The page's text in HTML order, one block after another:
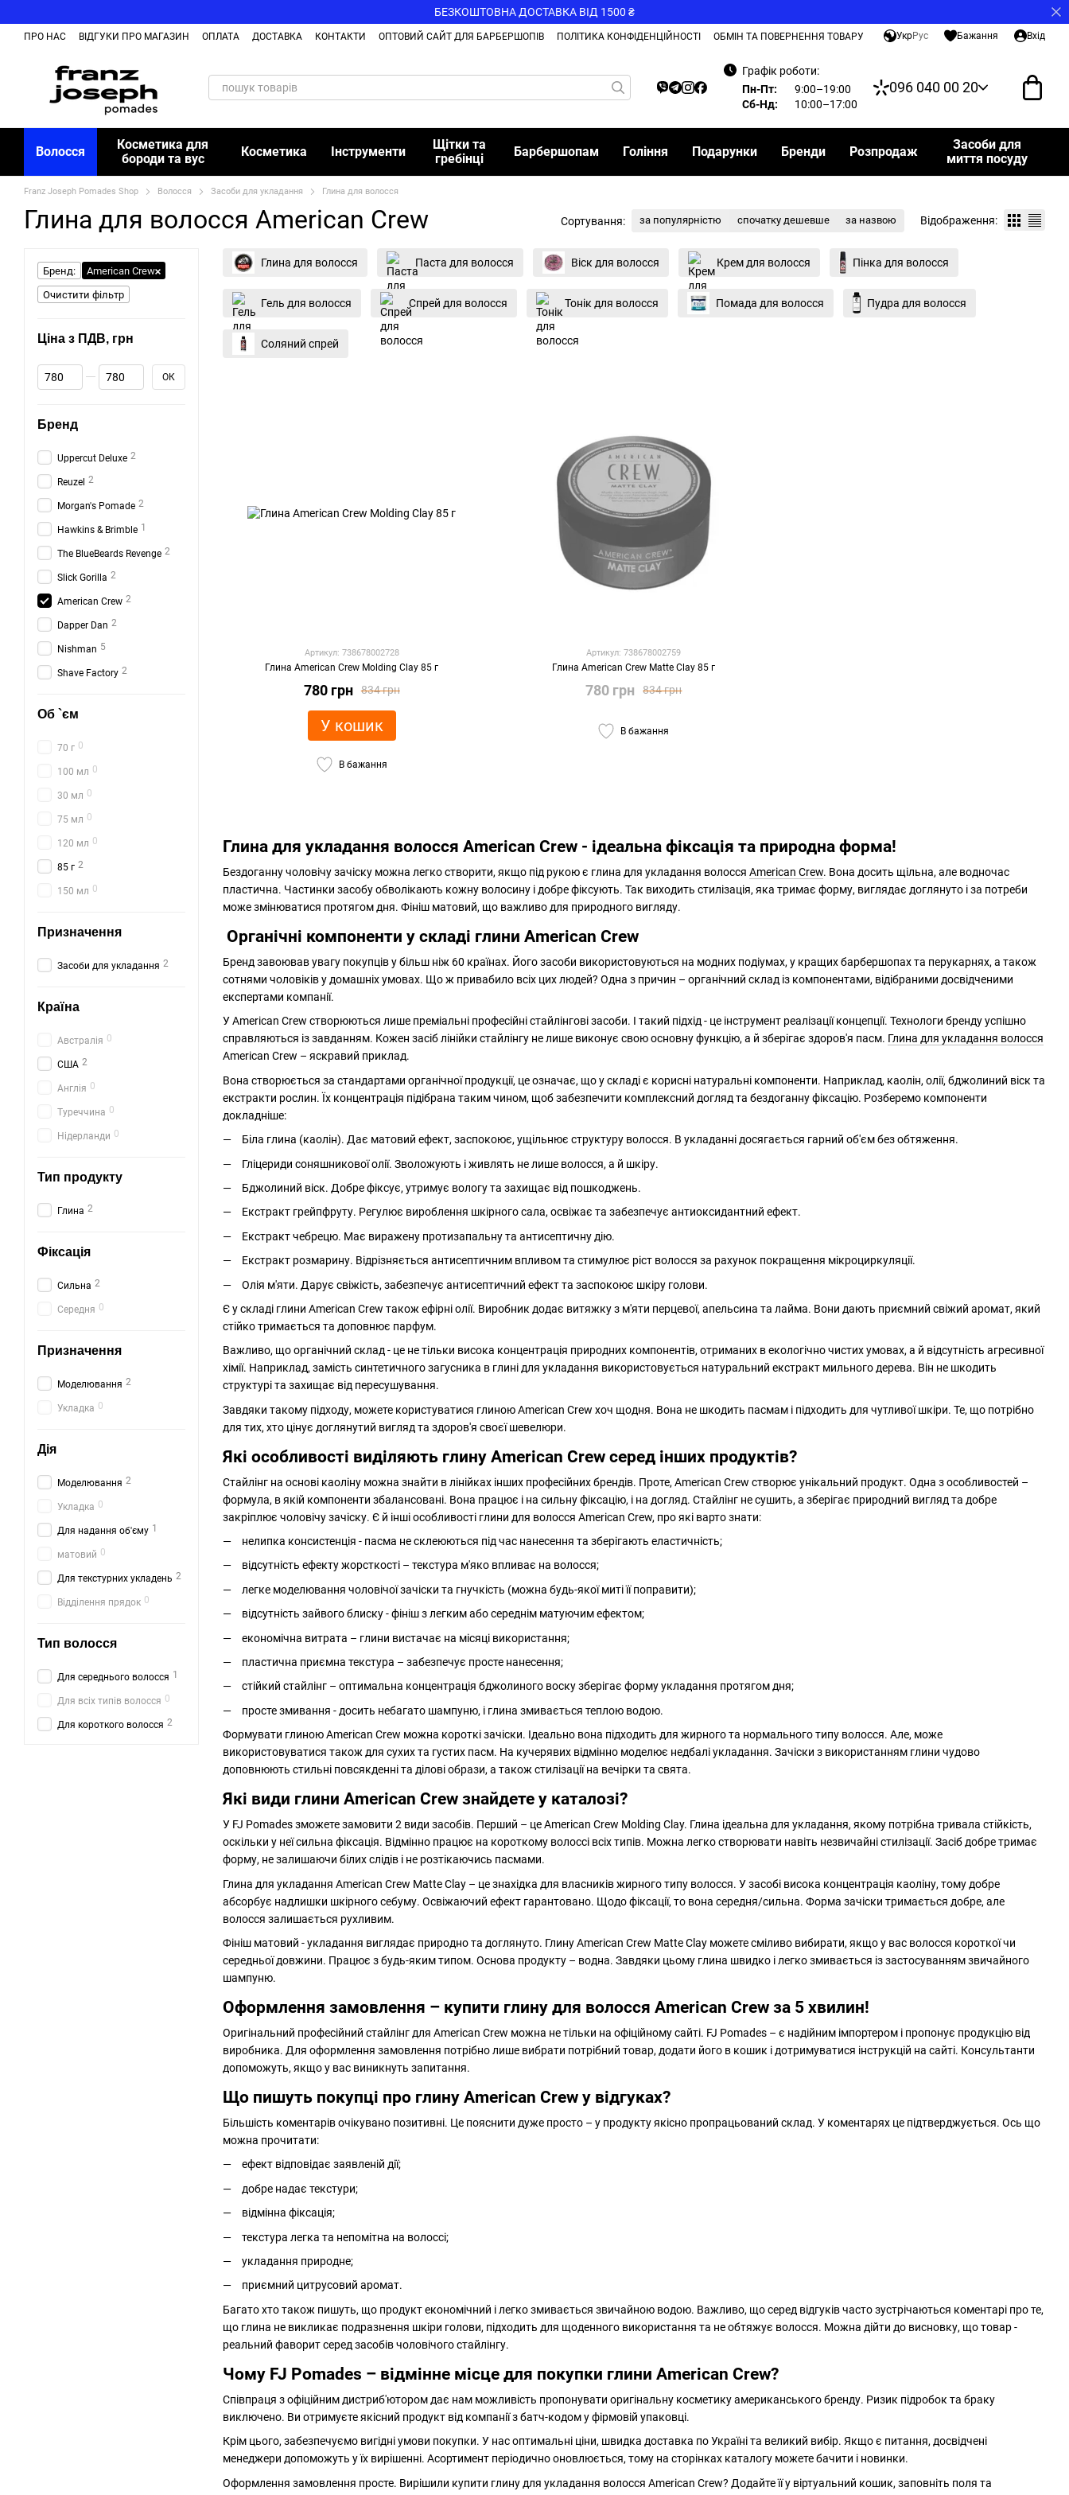
БЕЗКОШТОВНА ДОСТАВКА ВІД 1500 ₴
ПРО НАС ВІДГУКИ ПРО МАГАЗИН ОПЛАТА ДОСТАВКА КОНТАКТИ ОПТОВИЙ САЙТ ДЛЯ БАРБЕРШОПІВ ПОЛІТИКА КОНФІДЕНЦІЙНОСТІ
ОБМІН ТА ПОВЕРНЕННЯ ТОВАРУ
УкрРус Бажання Вхід
Графік роботи:
Пн-Пт:
9:00–19:00
Сб-Нд:
10:00–17:00
096 040 00 20
Волосся
Косметика для
бороди та вус
Косметика Інструменти
Щітки та
гребінці
Барбершопам Гоління Подарунки Бренди Розпродаж
Засоби для
миття посуду
Franz Joseph Pomades Shop Волосся Засоби для укладання Глина для волосся
Глина для волосся American Crew Сортування: за популярністю спочатку дешевше за назвою Відображення:
Глина для волосся Паста для волосся Віск для волосся Крем для волосся Пінка для волосся
Гель для волосся Спрей для волосся Тонік для волосся Помада для волосся Пудра для волосся
Соляний спрей
Глина для укладання волосся American Crew - ідеальна фіксація та природна форма!
Бездоганну чоловічу зачіску можна легко створити, якщо під рукою є глина для укладання волосся American Crew. Вона досить щільна, але водночас
пластична. Частинки засобу обволікають кожну волосину і добре фіксують. Так виходить стилізація, яка тримає форму, виглядає доглянуто і за потреби
може змінюватися протягом дня. Фініш матовий, що важливо для природного вигляду.
Органічні компоненти у складі глини American Crew
Бренд завоював увагу покупців у більш ніж 60 країнах. Його засоби використовуються на модних подіумах, у кращих барбершопах та перукарнях, а також
сотнями чоловіків у домашніх умовах. Що ж привабило всіх цих людей? Одна з причин – органічний склад із компонентами, відібраними досвідченими
експертами компанії.
У American Crew створюються лише преміальні професійні стайлінгові засоби. І такий підхід - це інструмент реалізації концепції. Технологи бренду успішно
справляються із завданням. Кожен засіб лінійки стайлінгу не лише виконує свою основну функцію, а й зберігає здоров'я пасм. Глина для укладання волосся
American Crew – яскравий приклад.
Вона створюється за стандартами органічної продукції, це означає, що у складі є корисні натуральні компоненти. Наприклад, каолін, олії, бджолиний віск та
екстракти рослин. Їх концентрація підібрана таким чином, щоб забезпечити комплексний догляд та бездоганну фіксацію. Розберемо компоненти
докладніше:
Біла глина (каолін). Дає матовий ефект, заспокоює, ущільнює структуру волосся. В укладанні досягається гарний об'єм без обтяження.
Гліцериди соняшникової олії. Зволожують і живлять не лише волосся, а й шкіру.
Бджолиний віск. Добре фіксує, утримує вологу та захищає від пошкоджень.
Екстракт грейпфруту. Регулює вироблення шкірного сала, освіжає та забезпечує антиоксидантний ефект.
Екстракт чебрецю. Має виражену протизапальну та антисептичну дію.
Екстракт розмарину. Відрізняється антисептичним впливом та стимулює ріст волосся за рахунок покращення мікроциркуляції.
Олія м'яти. Дарує свіжість, забезпечує антисептичний ефект та заспокоює шкіру голови.
Є у складі глини American Crew також ефірні олії. Виробник додає витяжку з м'яти перцевої, апельсина та лайма. Вони дають приємний свіжий аромат, який
стійко тримається та доповнює парфум.
Важливо, що органічний склад - це не тільки висока концентрація природних компонентів, отриманих в екологічно чистих умовах, а й відсутність агресивної
хімії. Наприклад, замість синтетичного загусника в глині для укладання використовується натуральний екстракт мильного дерева. Він не шкодить
структурі та захищає від пересушування.
Завдяки такому підходу, можете користуватися глиною American Crew хоч щодня. Вона не шкодить пасмам і підходить для чутливої шкіри. Те, що потрібно
для тих, хто цінує доглянутий вигляд та здоров'я своєї шевелюри.
Які особливості виділяють глину American Crew серед інших продуктів?
Стайлінг на основі каоліну можна знайти в лінійках інших професійних брендів. Проте, American Crew створює унікальний продукт. Одна з особливостей –
формула, в якій компоненти збалансовані. Вона працює і на сильну фіксацію, і на догляд. Стайлінг не сушить, а зберігає природний вигляд та добре
закріплює чоловічу зачіску. Є й інші особливості глини для волосся American Crew, про які варто знати:
нелипка консистенція - пасма не склеюються під час нанесення та зберігають еластичність;
відсутність ефекту жорсткості – текстура м'яко впливає на волосся;
легке моделювання чоловічої зачіски та гнучкість (можна будь-якої миті її поправити);
відсутність зайвого блиску - фініш з легким або середнім матуючим ефектом;
економічна витрата – глини вистачає на місяці використання;
пластична приємна текстура – забезпечує просте нанесення;
стійкий стайлінг – оптимальна концентрація бджолиного воску зберігає форму укладання протягом дня;
просте змивання - досить небагато шампуню, і глина змивається теплою водою.
Формувати глиною American Crew можна короткі зачіски. Ідеально вона підходить для жирного та нормального типу волосся. Але, може
використовуватися також для сухих та густих пасм. На кучерявих відмінно моделює недбалі укладання. Зачіски з використанням глини чудово
доповнюють стильні повсякденні та ділові образи, а також стилізації на вечірки та свята.
Які види глини American Crew знайдете у каталозі?
У FJ Pomades зможете замовити 2 види засобів. Перший – це American Crew Molding Clay. Глина ідеальна для укладання, якому потрібна тривала стійкість,
оскільки у неї сильна фіксація. Відмінно працює на короткому волоссі всіх типів. Можна легко створювати навіть незвичайні стилізації. Засіб добре тримає
форму, не залишаючи білих слідів і не розтікаючись пасмами.
Глина для укладання American Crew Matte Clay – це знахідка для власників жирного типу волосся. У засобі висока концентрація каоліну, тому добре
абсорбує надлишки шкірного себуму. Освіжаючий ефект гарантовано. Щодо фіксації, то вона середня/сильна. Форма зачіски тримається добре, але
волосся залишається рухливим.
Фініш матовий - укладання виглядає природно та доглянуто. Глину American Crew Matte Clay можете сміливо вибирати, якщо у вас волосся короткої чи
середньої довжини. Працює з будь-яким типом. Основа продукту – водна. Завдяки цьому глина швидко і легко змивається із застосуванням звичайного
шампуню.
Оформлення замовлення – купити глину для волосся American Crew за 5 хвилин!
Оригінальний професійний стайлінг для American Crew можна не тільки на офіційному сайті. FJ Pomades – є надійним імпортером і пропонує продукцію від
виробника. Для оформлення замовлення потрібно лише вибрати потрібний товар, додати його в кошик і дотримуватися інструкцій на сайті. Консультанти
допоможуть, якщо у вас виникнуть запитання.
Що пишуть покупці про глину American Crew у відгуках?
Більшість коментарів очікувано позитивні. Це пояснити дуже просто – у продукту якісно пропрацьований склад. У коментарях це підтверджується. Ось що
можна прочитати:
ефект відповідає заявленій дії;
добре надає текстури;
відмінна фіксація;
текстура легка та непомітна на волоссі;
укладання природне;
приємний цитрусовий аромат.
Багато хто також пишуть, що продукт економічний і легко змивається звичайною водою. Важливо, що серед відгуків часто зустрічаються коментарі про те,
що глина не викликає подразнення шкіри голови, підходить для щоденного використання та не обтяжує волосся. Можна дійти до висновку, що товар -
реальний фаворит серед засобів чоловічого стайлінгу.
Чому FJ Pomades – відмінне місце для покупки глини American Crew?
Співпраця з офіційним дистриб'ютором дає нам можливість пропонувати оригінальну косметику американського бренду. Ризик підробок та браку
виключено. Ви отримуєте якісний продукт від компанії з батч-кодом у фірмовій упаковці.
Крім цього, забезпечуємо вигідні умови покупки. У нас оптимальні ціни, швидка доставка по Україні та великий вибір. Якщо є питання, досвідчені
менеджери допоможуть у їх вирішенні. Асортимент періодично оновлюється, тому на сторінках каталогу можете бачити і новинки.
Оформлення замовлення просте. Вирішили купити глину для укладання волосся American Crew? Додайте її у віртуальний кошик, заповніть поля та
Артикул: 738678002728
Глина American Crew Molding Clay 85 г
834 грн
780 грн
У кошик
В бажання
Артикул: 738678002759
Глина American Crew Matte Clay 85 г
834 грн
780 грн
В бажання
Бренд:
American Crew
Очистити фільтр
Ціна з ПДВ, грн
Від Ціна з ПДВ, грн
До Ціна з ПДВ, грн ОК
Бренд
Uppercut Deluxe 2
Reuzel 2
Morgan's Pomade 2
Hawkins & Brimble 1
The BlueBeards Revenge 2
Slick Gorilla 2
American Crew 2
Dapper Dan 2
Nishman 5
Shave Factory 2
Об `єм
70 г 0
100 мл 0
30 мл 0
75 мл 0
120 мл 0
85 г 2
150 мл 0
Призначення
Засоби для укладання 2
Країна
Австралія 0
США 2
Англія 0
Туреччина 0
Нідерланди 0
Тип продукту
Глина 2
Фіксація
Сильна 2
Середня 0
Призначення
Моделювання 2
Укладка 0
Дія
Моделювання 2
Укладка 0
Для надання об'єму 1
матовий 0
Для текстурних укладень 2
Відділення прядок 0
Тип волосся
Для середнього волосся 1
Для всіх типів волосся 0
Для короткого волосся 2